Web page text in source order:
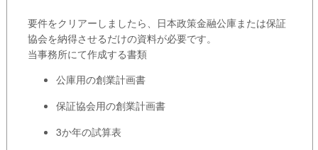
要件をクリアーしましたら、日本政策金融公庫または保証
協会を納得させるだけの資料が必要です。
当事務所にて作成する書類
公庫用の創業計画書
保証協会用の創業計画書
3か年の試算表